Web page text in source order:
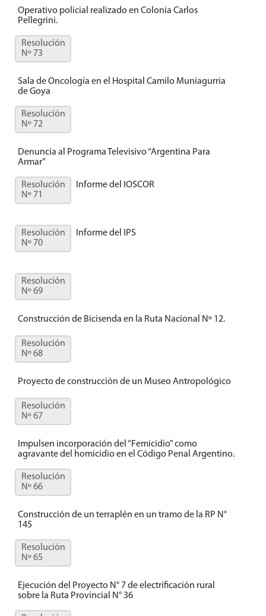
Operativo policial realizado en Colonia Carlos
Pellegrini.
Resolución
Nº 73
Sala de Oncología en el Hospital Camilo Muniagurria
de Goya
Resolución
Nº 72
Denuncia al Programa Televisivo “Argentina Para
Armar”
Resolución
Nº 71
Informe del IOSCOR
Resolución
Nº 70
Informe del IPS
Resolución
Nº 69
Construcción de Bicisenda en la Ruta Nacional Nº 12.
Resolución
Nº 68
Proyecto de construcción de un Museo Antropológico
Resolución
Nº 67
Impulsen incorporación del “Femicidio” como
agravante del homicidio en el Código Penal Argentino.
Resolución
Nº 66
Construcción de un terraplén en un tramo de la RP N°
145
Resolución
Nº 65
Ejecución del Proyecto N° 7 de electrificación rural
sobre la Ruta Provincial N° 36